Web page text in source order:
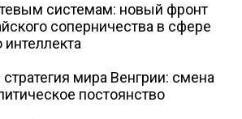
системам: новый фронт
соперничества в сфере
интеллекта
мира Венгрии: смена
постоянство